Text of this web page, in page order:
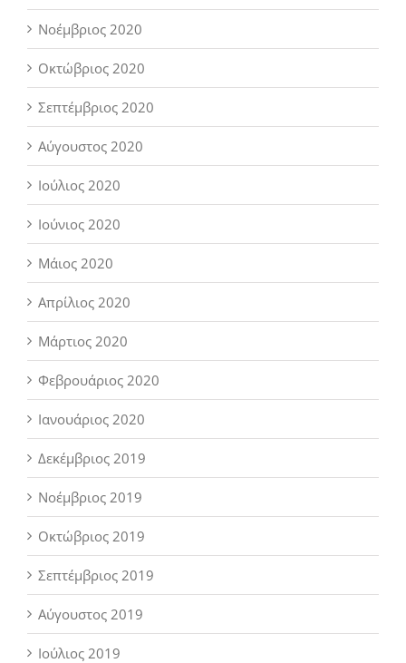
Νοέμβριος 2020
Οκτώβριος 2020
Σεπτέμβριος 2020
Αύγουστος 2020
Ιούλιος 2020
Ιούνιος 2020
Μάιος 2020
Απρίλιος 2020
Μάρτιος 2020
Φεβρουάριος 2020
Ιανουάριος 2020
Δεκέμβριος 2019
Νοέμβριος 2019
Οκτώβριος 2019
Σεπτέμβριος 2019
Αύγουστος 2019
Ιούλιος 2019